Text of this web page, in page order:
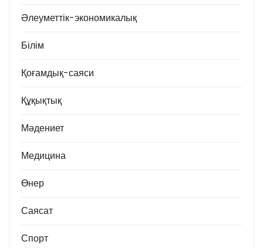
Әлеуметтік-экономикалық
Білім
Қоғамдық-саяси
Құқықтық
Мәдениет
Медицина
Өнер
Саясат
Спорт